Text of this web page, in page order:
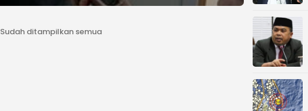
Sudah ditampilkan semua